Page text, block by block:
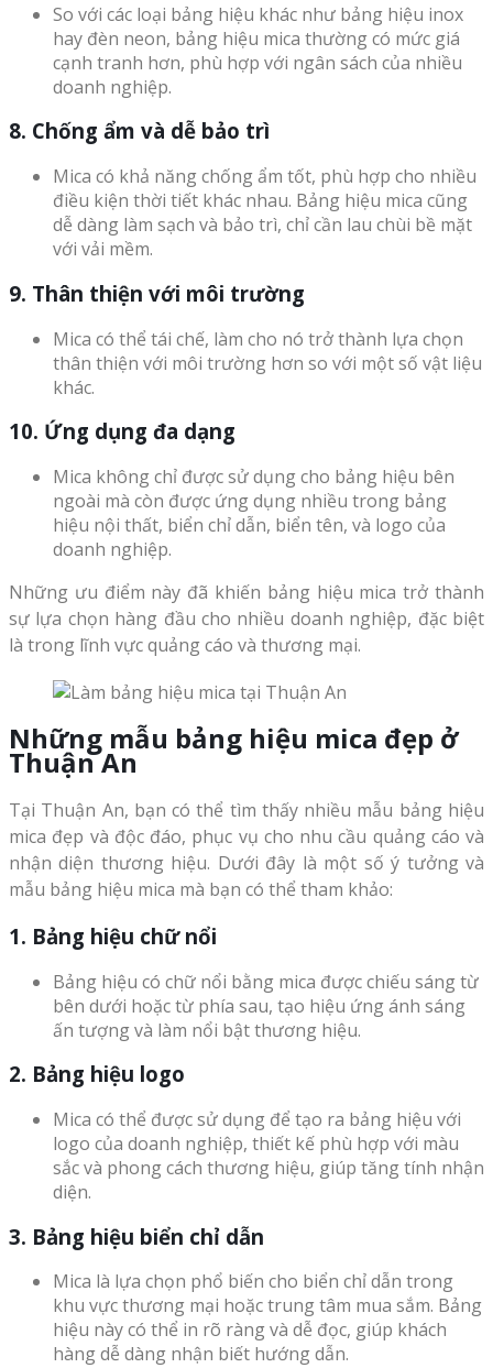
So với các loại bảng hiệu khác như bảng hiệu inox
hay đèn neon, bảng hiệu mica thường có mức giá
cạnh tranh hơn, phù hợp với ngân sách của nhiều
doanh nghiệp.
8. Chống ẩm và dễ bảo trì
Mica có khả năng chống ẩm tốt, phù hợp cho nhiều
điều kiện thời tiết khác nhau. Bảng hiệu mica cũng
dễ dàng làm sạch và bảo trì, chỉ cần lau chùi bề mặt
với vải mềm.
9. Thân thiện với môi trường
Mica có thể tái chế, làm cho nó trở thành lựa chọn
thân thiện với môi trường hơn so với một số vật liệu
khác.
10. Ứng dụng đa dạng
Mica không chỉ được sử dụng cho bảng hiệu bên
ngoài mà còn được ứng dụng nhiều trong bảng
hiệu nội thất, biển chỉ dẫn, biển tên, và logo của
doanh nghiệp.
Những ưu điểm này đã khiến bảng hiệu mica trở thành
sự lựa chọn hàng đầu cho nhiều doanh nghiệp, đặc biệt
là trong lĩnh vực quảng cáo và thương mại.
Những mẫu bảng hiệu mica đẹp ở
Thuận An
Tại Thuận An, bạn có thể tìm thấy nhiều mẫu bảng hiệu
mica đẹp và độc đáo, phục vụ cho nhu cầu quảng cáo và
nhận diện thương hiệu. Dưới đây là một số ý tưởng và
mẫu bảng hiệu mica mà bạn có thể tham khảo:
1. Bảng hiệu chữ nổi
Bảng hiệu có chữ nổi bằng mica được chiếu sáng từ
bên dưới hoặc từ phía sau, tạo hiệu ứng ánh sáng
ấn tượng và làm nổi bật thương hiệu.
2. Bảng hiệu logo
Mica có thể được sử dụng để tạo ra bảng hiệu với
logo của doanh nghiệp, thiết kế phù hợp với màu
sắc và phong cách thương hiệu, giúp tăng tính nhận
diện.
3. Bảng hiệu biển chỉ dẫn
Mica là lựa chọn phổ biến cho biển chỉ dẫn trong
khu vực thương mại hoặc trung tâm mua sắm. Bảng
hiệu này có thể in rõ ràng và dễ đọc, giúp khách
hàng dễ dàng nhận biết hướng dẫn.